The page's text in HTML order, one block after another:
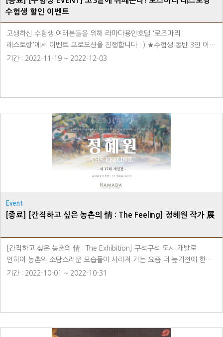
수험생 할인 이벤트
고생하신 수험생 여러분들을 위해 라마다용인호텔 '로즈마리
레스토랑'에서 이벤트 프로모션을 진행합니다 : ) ★수험생 동반 3인 이상
예약시 '수험생 1인 무료'★ ◾이용안내 ①전화 예약시 - 031-8097-
수험생을 '제외한' [이용 인원/이용 일자]를 선택해주세요! - 추가
정보란에 '수험생 인원'을 기재해주세요! - 간편한 NPay로 결제하면 예약
진행하오니 수험생 여러분 및 부모님들께서는 많은 관심 부탁드립니다
기간 : 2022-11-19 ~ 2022-12-03
Event
[종료] [간직하고 싶은 농촌의 情 : The Feeling] 정혜원 작가 展
[간직하고 싶은 농촌의 情 : The Exhibition] 구석구석 도시 개발로
인하여 농촌의 소담스러운 모습들이 사라져 가는 요즘 더 늦기전에 한
컷이라도, 한 장면이라도 옛모습을 간직하려고 사진을 찍고 그리는
라마다용인호텔 1F 호텔 갤러리 라운지 ㆍ예약문의 : 031-8097-6500
기간 : 2022-10-01 ~ 2022-10-31